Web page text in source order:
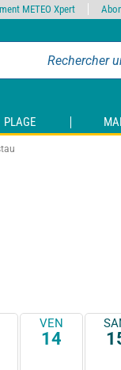
PLAGE
VEN
14
METEO Xpert